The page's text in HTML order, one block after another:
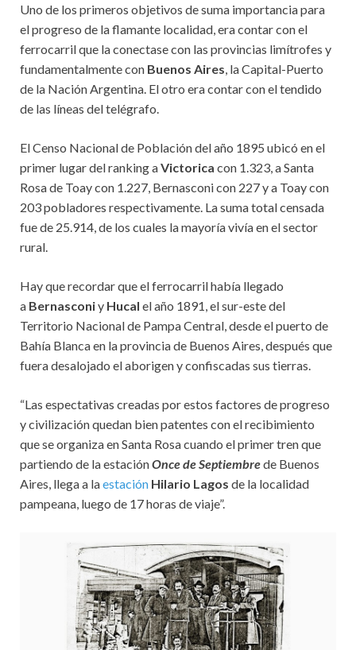
Uno de los primeros objetivos de suma importancia para
el progreso de la flamante localidad, era contar con el
ferrocarril que la conectase con las provincias limítrofes y
fundamentalmente con Buenos Aires , la Capital-Puerto
de la Nación Argentina. El otro era contar con el tendido
de las líneas del telégrafo.
El Censo Nacional de Población del año 1895 ubicó en el
primer lugar del ranking aVictorica con 1.323, a Santa
Rosa de Toay con 1.227, Bernasconi con 227 y a Toay con
203 pobladores respectivamente. La suma total censada
fue de 25.914, de los cuales la mayoría vivía en el sector
rural.
Hay que recordar que el ferrocarril había llegado
a Bernasconiy Hucal el año 1891, el sur-este del
Territorio Nacional de Pampa Central, desde el puerto de
Bahía Blanca en la provincia de Buenos Aires, después que
fuera desalojado el aborigen y confiscadas sus tierras.
“Las espectativas creadas por estos factores de progreso
y civilización quedan bien patentes con el recibimiento
que se organiza en Santa Rosa cuando el primer tren que
partiendo de la estaciónOnce de Septiembrede Buenos
Aires, llega a laestación Hilario Lagos de la localidad
pampeana, luego de 17 horas de viaje”.